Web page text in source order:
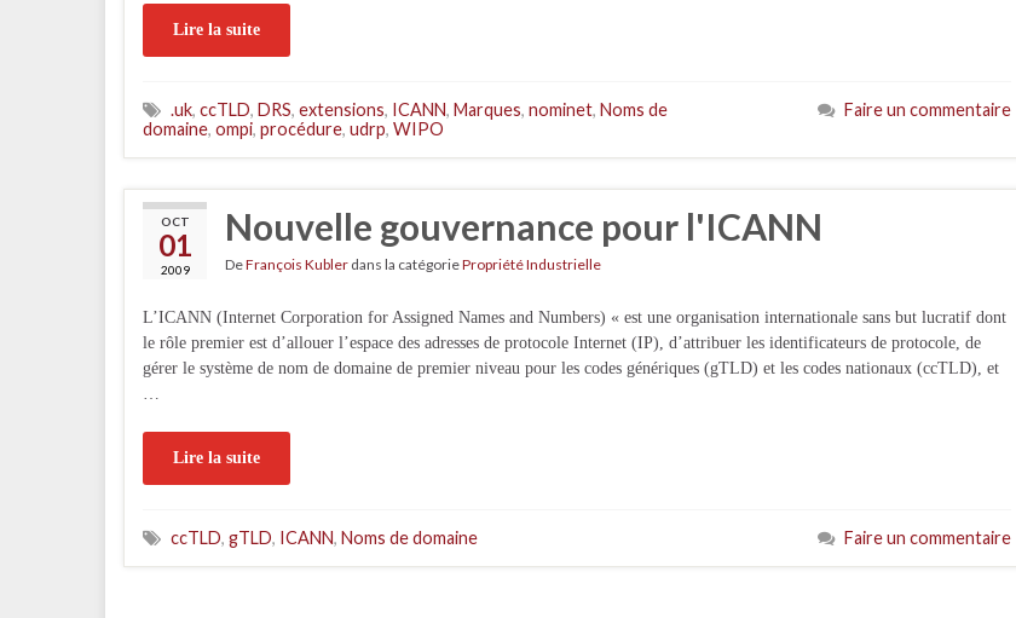
Lire la suite
.uk, ccTLD, DRS, extensions, ICANN, Marques, nominet, Noms de
domaine, ompi, procédure, udrp, WIPO
Faire un commentaire
OCT
01
2009
Nouvelle gouvernance pour l'ICANN
DeFrançois Kubler dans la catégoriePropriété Industrielle
L’ICANN (Internet Corporation for Assigned Names and Numbers) « est une organisation internationale sans but lucratif dont
le rôle premier est d’allouer l’espace des adresses de protocole Internet (IP), d’attribuer les identificateurs de protocole, de
gérer le système de nom de domaine de premier niveau pour les codes génériques (gTLD) et les codes nationaux (ccTLD), et
Lire la suite
ccTLD, gTLD, ICANN, Noms de domaine Faire un commentaire